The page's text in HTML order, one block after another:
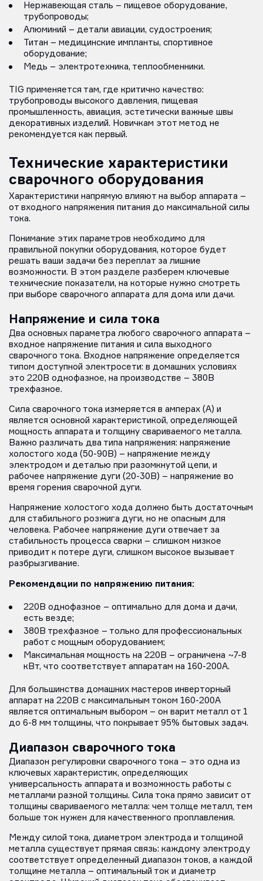
Нержавеющая сталь – пищевое оборудование,
трубопроводы;
Алюминий – детали авиации, судостроения;
Титан – медицинские импланты, спортивное
оборудование;
Медь – электротехника, теплообменники.
TIG применяется там, где критично качество:
трубопроводы высокого давления, пищевая
промышленность, авиация, эстетически важные швы
декоративных изделий. Новичкам этот метод не
рекомендуется как первый.
Технические характеристики
сварочного оборудования
Характеристики напрямую влияют на выбор аппарата –
от входного напряжения питания до максимальной силы
тока.
Понимание этих параметров необходимо для
правильной покупки оборудования, которое будет
решать ваши задачи без переплат за лишние
возможности. В этом разделе разберем ключевые
технические показатели, на которые нужно смотреть
при выборе сварочного аппарата для дома или дачи.
Напряжение и сила тока
Два основных параметра любого сварочного аппарата –
входное напряжение питания и сила выходного
сварочного тока. Входное напряжение определяется
типом доступной электросети: в домашних условиях
это 220В однофазное, на производстве – 380В
трехфазное.
Сила сварочного тока измеряется в амперах (А) и
является основной характеристикой, определяющей
мощность аппарата и толщину свариваемого металла.
Важно различать два типа напряжения: напряжение
холостого хода (50-90В) – напряжение между
электродом и деталью при разомкнутой цепи, и
рабочее напряжение дуги (20-30В) – напряжение во
время горения сварочной дуги.
Напряжение холостого хода должно быть достаточным
для стабильного розжига дуги, но не опасным для
человека. Рабочее напряжение дуги отвечает за
стабильность процесса сварки – слишком низкое
приводит к потере дуги, слишком высокое вызывает
разбрызгивание.
Рекомендации по напряжению питания:
220В однофазное – оптимально для дома и дачи,
есть везде;
380В трехфазное – только для профессиональных
работ с мощным оборудованием;
Максимальная мощность на 220В – ограничена ~7-8
кВт, что соответствует аппаратам на 160-200А.
Для большинства домашних мастеров инверторный
аппарат на 220В с максимальным током 160-200А
является оптимальным выбором – он варит металл от 1
до 6-8 мм толщины, что покрывает 95% бытовых задач.
Диапазон сварочного тока
Диапазон регулировки сварочного тока – это одна из
ключевых характеристик, определяющих
универсальность аппарата и возможность работы с
металлами разной толщины. Сила тока прямо зависит от
толщины свариваемого металла: чем толще металл, тем
больше ток нужен для качественного проплавления.
Между силой тока, диаметром электрода и толщиной
металла существует прямая связь: каждому электроду
соответствует определенный диапазон токов, а каждой
толщине металла – оптимальный ток и диаметр